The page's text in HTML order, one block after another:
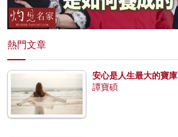
熱門文章
安心是人生最大的寶庫
譚寶碩